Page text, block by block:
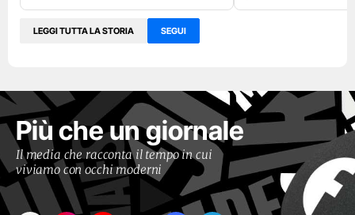
LEGGI TUTTA LA STORIA SEGUI
Più che un giornale
Il media che racconta il tempo in cui
viviamo con occhi moderni